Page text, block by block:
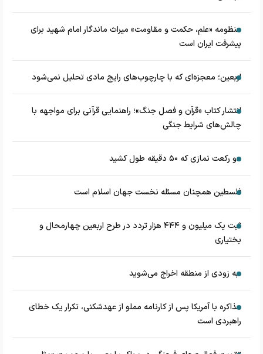
منظومه «علم، حکمت و مقاومت» میراث ماندگار امام شهید برای
پیشرفت ایران است
اربعین؛ معجزه‌ای که با چارچوب‌های رایج مادی تحلیل نمی‌شود
انتشار کتاب «قرآن و فصل جنگ»؛ راهنمایی قرآنی برای مواجهه با
چالش‌های شرایط جنگی
دو رکعت نمازی که ۵۰ دقیقه طول کشید
فلسطین همچنان مسئله نخست جهان اسلام است
ثبت یک میلیون و ۴۴۴ هزار تردد در طرح اربعین چهارمحال و
بختیاری
به زودی از منطقه اخراج می‌شوید
مذاکره با آمریکا پس از کارنامه مملو از عهدشکنی، تکرار یک خطای
راهبردی است